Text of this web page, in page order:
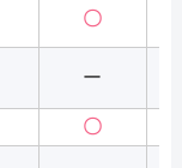
〇
ー
〇